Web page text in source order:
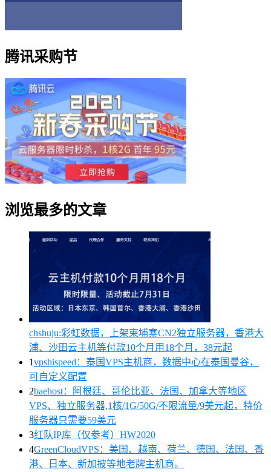
腾讯采购节
浏览最多的文章
chshuju:彩虹数据，上架柬埔寨CN2独立服务器，香港大
浦、沙田云主机等付款10个月用18个月，38元起
1vpshispeed：泰国VPS主机商，数据中心在泰国曼谷，
可自定义配置
2baehost：阿根廷、哥伦比亚、法国、加拿大等地区
VPS、独立服务器,1核/1G/50G/不限流量/9美元起，特价
服务器只需要59美元
3红队IP库（仅参考）HW2020
4GreenCloudVPS：美国、越南、荷兰、德国、法国、香
港、日本、新加披等地老牌主机商。